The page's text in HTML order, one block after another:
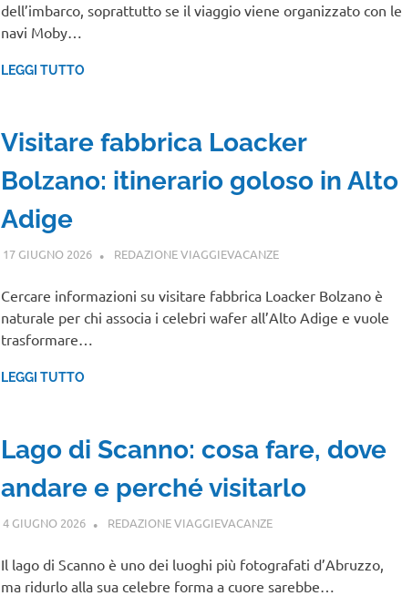
dell’imbarco, soprattutto se il viaggio viene organizzato con le
navi Moby…
LEGGI TUTTO
Visitare fabbrica Loacker
Bolzano: itinerario goloso in Alto
Adige
17 GIUGNO 2026 REDAZIONE VIAGGIEVACANZE
Cercare informazioni su visitare fabbrica Loacker Bolzano è
naturale per chi associa i celebri wafer all’Alto Adige e vuole
trasformare…
LEGGI TUTTO
Lago di Scanno: cosa fare, dove
andare e perché visitarlo
4 GIUGNO 2026 REDAZIONE VIAGGIEVACANZE
Il lago di Scanno è uno dei luoghi più fotografati d’Abruzzo,
ma ridurlo alla sua celebre forma a cuore sarebbe…